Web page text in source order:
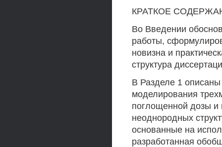
КРАТКОЕ
Во Введении
работы,
новизна и
структура
В Разделе 1
моделирования
поглощенной дозы и
неоднородных
основанные на
разработанная